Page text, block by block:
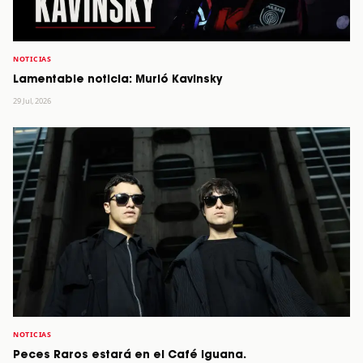
NOTICIAS
Lamentable noticia: Murió Kavinsky
29 Jul, 2026
NOTICIAS
Peces Raros estará en el Café Iguana.